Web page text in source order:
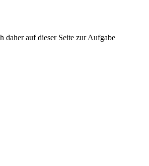
daher auf dieser Seite zur Aufgabe